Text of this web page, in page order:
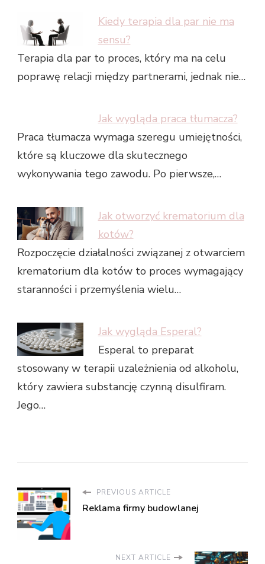
Kiedy terapia dla par nie ma
sensu?
Terapia dla par to proces, który ma na celu
poprawę relacji między partnerami, jednak nie…
Jak wygląda praca tłumacza?
Praca tłumacza wymaga szeregu umiejętności,
które są kluczowe dla skutecznego
wykonywania tego zawodu. Po pierwsze,…
Jak otworzyć krematorium dla
kotów?
Rozpoczęcie działalności związanej z otwarciem
krematorium dla kotów to proces wymagający
staranności i przemyślenia wielu…
Jak wygląda Esperal?
Esperal to preparat
stosowany w terapii uzależnienia od alkoholu,
który zawiera substancję czynną disulfiram.
Jego…
PREVIOUS ARTICLE
Reklama firmy budowlanej
NEXT ARTICLE